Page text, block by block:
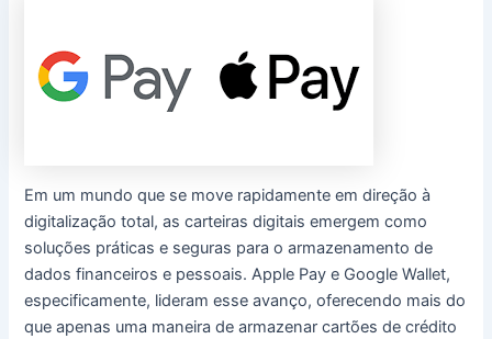
Em um mundo que se move rapidamente em direção à
digitalização total, as carteiras digitais emergem como
soluções práticas e seguras para o armazenamento de
dados financeiros e pessoais. Apple Pay e Google Wallet,
especificamente, lideram esse avanço, oferecendo mais do
que apenas uma maneira de armazenar cartões de crédito